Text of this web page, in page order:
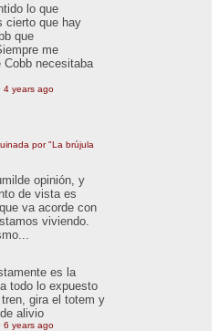
lo que
cierto que hay
que
me
necesitaba
· 4 years ago
por "La brújula
opinión, y
de vista es
va acorde con
viviendo.
es la
todo lo expuesto
gira el totem y
alivio
· 6 years ago